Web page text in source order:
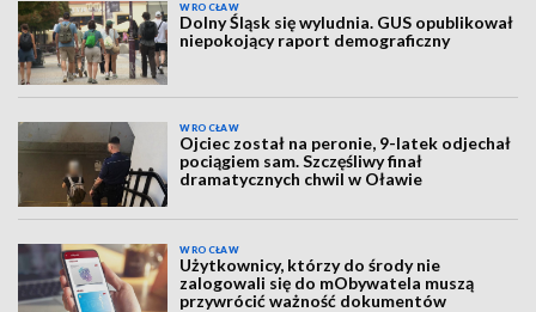
WROCŁAW
Dolny Śląsk się wyludnia. GUS opublikował
niepokojący raport demograficzny
WROCŁAW
Ojciec został na peronie, 9-latek odjechał
pociągiem sam. Szczęśliwy finał
dramatycznych chwil w Oławie
WROCŁAW
Użytkownicy, którzy do środy nie
zalogowali się do mObywatela muszą
przywrócić ważność dokumentów